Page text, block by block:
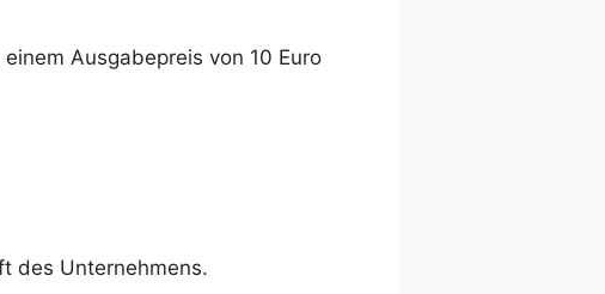
Ausgabepreis von 10 Euro
des Unternehmens.